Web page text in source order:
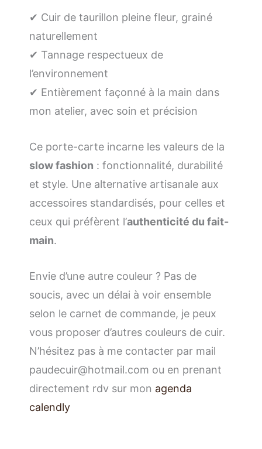
✔ Cuir de taurillon pleine fleur, grainé
naturellement
✔ Tannage respectueux de
l’environnement
✔ Entièrement façonné à la main dans
mon atelier, avec soin et précision
Ce porte-carte incarne les valeurs de la
slow fashion : fonctionnalité, durabilité
et style. Une alternative artisanale aux
accessoires standardisés, pour celles et
ceux qui préfèrent l’authenticité du fait-
main.
Envie d’une autre couleur ? Pas de
soucis, avec un délai à voir ensemble
selon le carnet de commande, je peux
vous proposer d’autres couleurs de cuir.
N’hésitez pas à me contacter par mail
paudecuir@hotmail.com ou en prenant
directement rdv sur mon agenda
calendly